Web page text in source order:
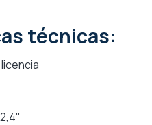
técnicas: